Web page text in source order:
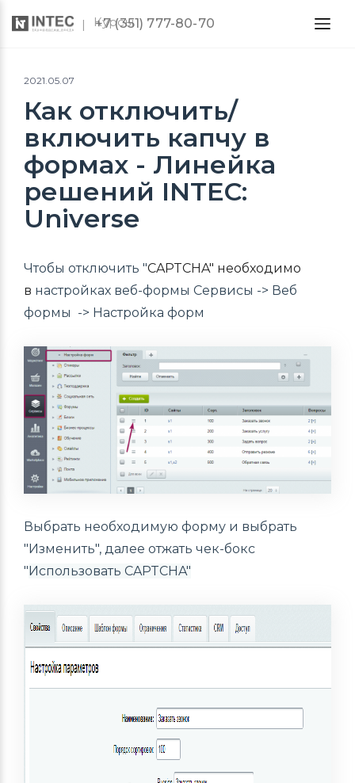
Курсы
+7 (351) 777-80-70
2021.05.07
Как отключить/
включить капчу в
формах - Линейка
решений INTEC:
Universe
Чтобы отключить "CAPTCHA" необходимо
в настройках веб-формы Сервисы -> Веб
формы -> Настройка форм
Выбрать необходимую форму и выбрать
"Изменить", далее отжать чек-бокс
"Использовать CAPTCHA"